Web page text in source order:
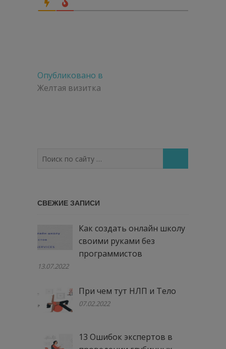
Навигация
по
Опубликовано в
Желтая визитка
по
СВЕЖИЕ ЗАПИСИ
Как создать онлайн школу
своими руками без
программистов
13.07.2022
При чем тут НЛП и Тело
07.02.2022
13 Ошибок экспертов в